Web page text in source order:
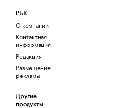
РБК
О компании
Контактная
информация
Редакция
Размещение
рекламы
Другие
продукты